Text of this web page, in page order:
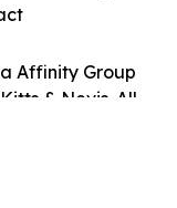
Affinity Group
& Nevis. All